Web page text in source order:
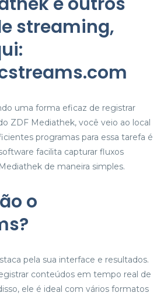
streaming,
uma forma eficaz de registrar
ZDF Mediathek, você veio ao local
programas para essa tarefa é
facilita capturar fluxos
de maneira simples.
o
pela sua interface e resultados.
conteúdos em tempo real de
ele é ideal com vários formatos